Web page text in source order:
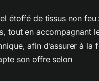
étoffé de tissus non feu :
tout en accompagnant
afin d’assurer à la
son offre selon